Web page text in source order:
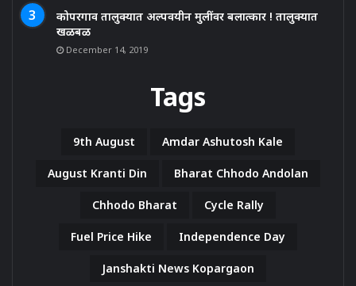
कोपरगाव तालुक्यात अल्पवयीन मुलींवर बलात्कार ! तालुक्यात
खळबळ
December 14, 2019
Tags
9th August Amdar Ashutosh Kale
August Kranti Din Bharat Chhodo Andolan
Chhodo Bharat Cycle Rally
Fuel Price Hike Independence Day
Janshakti News Kopargaon